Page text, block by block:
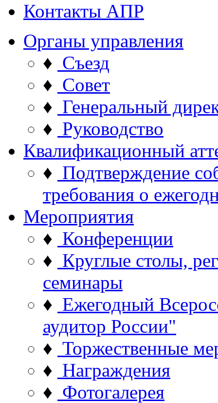
Контакты АПР
Органы управления
♦ Съезд
♦ Совет
♦ Генеральный
♦ Руководство
Квалификационный
♦ Подтверждение
требования о
Мероприятия
♦ Конференции
♦ Круглые столы,
семинары
♦ Ежегодный
аудитор России"
♦ Торжественные
♦ Награждения
♦ Фотогалерея